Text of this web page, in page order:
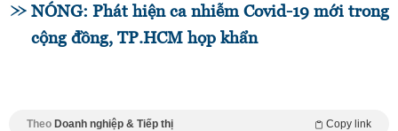
NÓNG: Phát hiện ca nhiễm Covid-19 mới trong
cộng đồng, TP.HCM họp khẩn
Theo Doanh nghiệp & Tiếp thị Copy link